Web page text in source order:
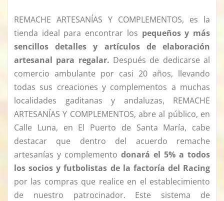
REMACHE ARTESANÍAS Y COMPLEMENTOS, es la
tienda ideal para encontrar los pequeños y más
sencillos detalles y artículos de elaboración
artesanal para regalar. Después de dedicarse al
comercio ambulante por casi 20 años, llevando
todas sus creaciones y complementos a muchas
localidades gaditanas y andaluzas, REMACHE
ARTESANÍAS Y COMPLEMENTOS, abre al público, en
Calle Luna, en El Puerto de Santa María, cabe
destacar que dentro del acuerdo remache
artesanías y complemento donará el 5% a todos
los socios y futbolistas de la factoría del Racing
por las compras que realice en el establecimiento
de nuestro patrocinador. Este sistema de